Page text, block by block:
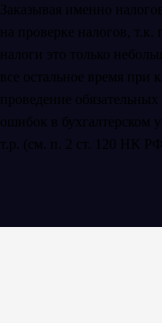
Заказывая именно
на проверке налогов,
налоги это только
все остальное время при
проведение
ошибок в бухгалтерском
т.р. (см. п. 2 ст. 120 НК